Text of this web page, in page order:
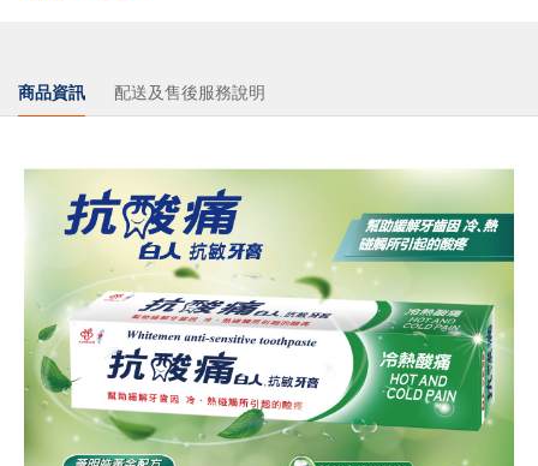
商品資訊 配送及售後服務說明